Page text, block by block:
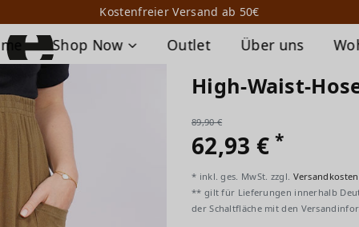
Kostenfreier Versand ab 50€
Shop Now Outlet Über uns
High-Waist-
89,90 €
62,93 €*
* inkl. ges. MwSt. zzgl. Versandkosten
** gilt für Lieferungen innerhalb
der Schaltfläche mit den